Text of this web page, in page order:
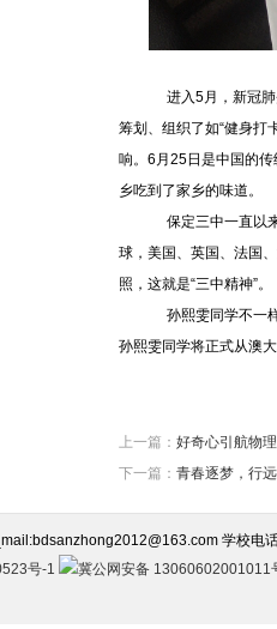
进入5月，新冠
筹划、组织了如“健身打
响。6月25日是中国的
乡吃到了家乡的味道。
保定三中一直以
球，美国、英国、法国
照，这就是“三中精神”。
孙熙雯同学不一
孙熙雯同学将正式从澳
上一篇： 好奇心引航物
下一篇： 青春逐梦，行
学校
号-1
冀公网安备 13060602001011